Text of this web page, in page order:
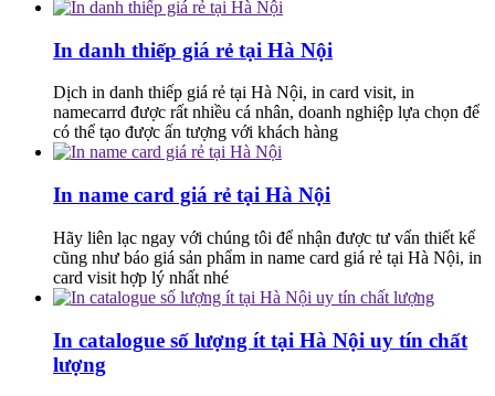
In danh thiếp giá rẻ tại Hà Nội
Dịch in danh thiếp giá rẻ tại Hà Nội, in card visit, in
namecarrd được rất nhiều cá nhân, doanh nghiệp lựa chọn để
có thể tạo được ấn tượng với khách hàng
In name card giá rẻ tại Hà Nội
Hãy liên lạc ngay với chúng tôi để nhận được tư vấn thiết kế
cũng như báo giá sản phẩm in name card giá rẻ tại Hà Nội, in
card visit hợp lý nhất nhé
In catalogue số lượng ít tại Hà Nội uy tín chất
lượng